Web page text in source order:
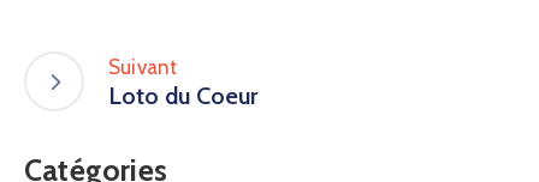
Suivant
Loto du Coeur
Catégories